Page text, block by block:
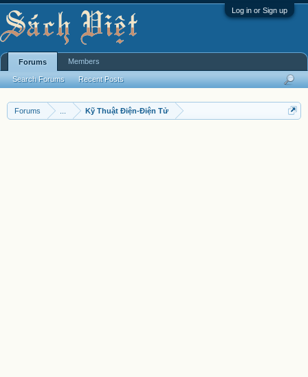
Log in or Sign up
Forums Kỹ Thuật Điện-Điện Tử
Forums
Search Forums Recent Posts
Members